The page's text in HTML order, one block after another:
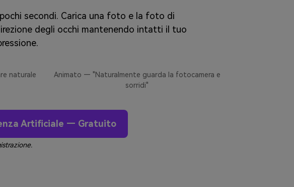
secondi. Carica una foto e la foto di
degli occhi mantenendo intatti il tuo
naturale
Animato — "Naturalmente guarda la fotocamera e
sorridi"
Artificiale — Gratuito